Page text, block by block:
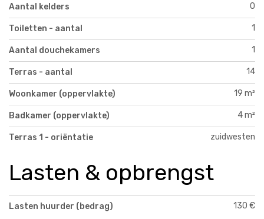
Aantal kelders 0
Toiletten - aantal 1
Aantal douchekamers 1
Terras - aantal 14
Woonkamer (oppervlakte) 19 m²
Badkamer (oppervlakte) 4 m²
Terras 1 - oriëntatie zuidwesten
Lasten & opbrengst
Lasten huurder (bedrag) 130 €